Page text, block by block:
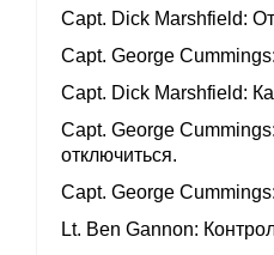
Capt. Dick Marshfield
Capt. George Cummings
Capt. Dick Marshfield
Capt. George Cummings
отключиться.
Capt. George Cummings
Lt. Ben Gannon